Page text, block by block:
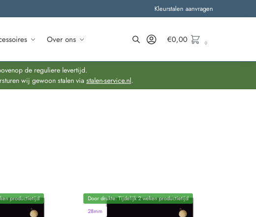
Kleurstalen aanvragen
Over ons €0,00 0
de reguliere levertijd.
wij gewoon stalen via stalen-service.nl.
productietijd
Door drukte: Tijdelijk 2 weken productietijd
28mm